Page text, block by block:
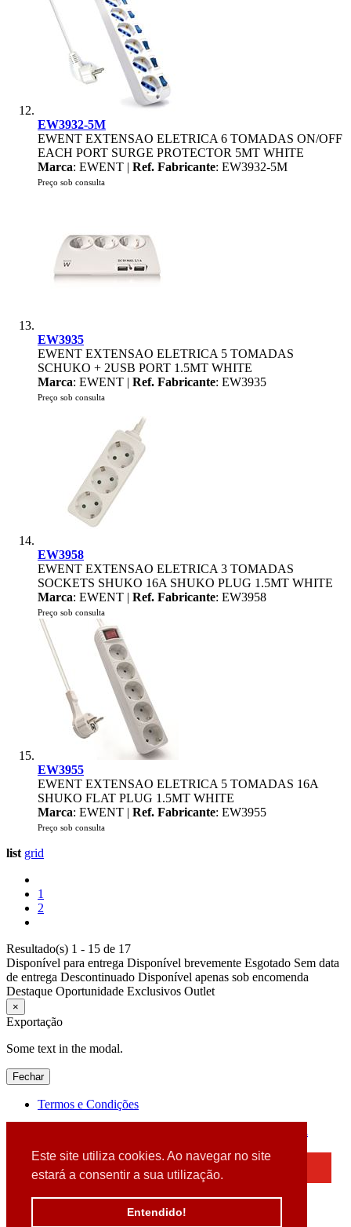
Este site utiliza cookies. Ao navegar no site
estará a consentir a sua utilização.
Entendido!
EW3932-5M
EWENT EXTENSAO ELETRICA 6 TOMADAS ON/OFF
EACH PORT SURGE PROTECTOR 5MT WHITE
Marca: EWENT | Ref. Fabricante: EW3932-5M
Preço sob consulta
EW3935
EWENT EXTENSAO ELETRICA 5 TOMADAS
SCHUKO + 2USB PORT 1.5MT WHITE
Marca: EWENT | Ref. Fabricante: EW3935
Preço sob consulta
EW3958
EWENT EXTENSAO ELETRICA 3 TOMADAS
SOCKETS SHUKO 16A SHUKO PLUG 1.5MT WHITE
Marca: EWENT | Ref. Fabricante: EW3958
Preço sob consulta
EW3955
EWENT EXTENSAO ELETRICA 5 TOMADAS 16A
SHUKO FLAT PLUG 1.5MT WHITE
Marca: EWENT | Ref. Fabricante: EW3955
Preço sob consulta
list grid
1
2
Resultado(s) 1 - 15 de 17
Disponível para entrega Disponível brevemente Esgotado Sem data
de entrega Descontinuado Disponível apenas sob encomenda
Destaque Oportunidade Exclusivos Outlet
×
Exportação
Some text in the modal.
Fechar
Termos e Condições
Detectamos que está a usar um browser desatualizado
Por favor, atualize o seu browser
para garantir uma melhor experiência.